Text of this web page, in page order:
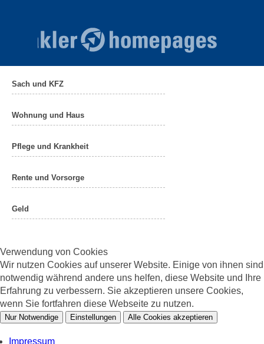
Sach und KFZ
Wohnung und Haus
Pflege und Krankheit
Rente und Vorsorge
Geld
Verwendung von Cookies
Wir nutzen Cookies auf unserer Website. Einige von ihnen sind
notwendig während andere uns helfen, diese Website und Ihre
Erfahrung zu verbessern. Sie akzeptieren unsere Cookies,
wenn Sie fortfahren diese Webseite zu nutzen.
Nur Notwendige Einstellungen Alle Cookies akzeptieren
Impressum